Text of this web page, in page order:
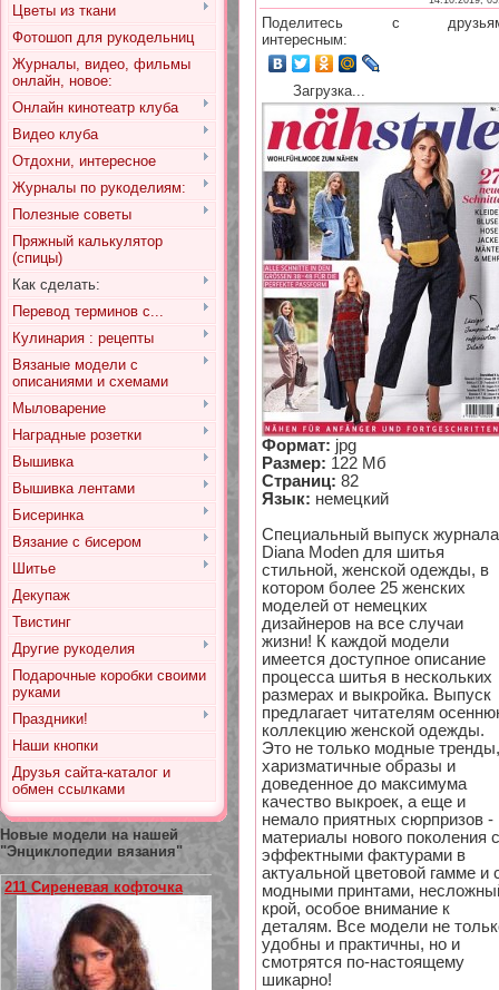
Цветы из ткани
Фотошоп для рукодельниц
Журналы, видео, фильмы
онлайн, новое:
Онлайн кинотеатр клуба
Видео клуба
Отдохни, интересное
Журналы по рукоделиям:
Полезные советы
Пряжный калькулятор
(спицы)
Как сделать:
Перевод терминов с...
Кулинария : рецепты
Вязаные модели с
описаниями и схемами
Мыловарение
Наградные розетки
Вышивка
Вышивка лентами
Бисеринка
Вязание с бисером
Шитье
Декупаж
Твистинг
Другие рукоделия
Подарочные коробки своими
руками
Праздники!
Наши кнопки
Друзья сайта-каталог и
обмен ссылками
Новые модели на нашей
"Энциклопедии вязания"
211 Сиреневая кофточка
Поделитесь с
интересным:
Загрузка...
Формат: jpg
Размер: 122 Мб
Страниц: 82
Язык: немецкий
Специальный выпуск журнала
Diana Moden для шитья
стильной, женской одежды, в
котором более 25 женских
моделей от немецких
дизайнеров на все случаи
жизни! К каждой модели
имеется доступное описание
процесса шитья в нескольких
размерах и выкройка. Выпуск
предлагает читателям
коллекцию женской одежды.
Это не только модные тренды,
харизматичные образы и
доведенное до максимума
качество выкроек, а еще и
немало приятных сюрпризов -
материалы нового поколения с
эффектными фактурами в
актуальной цветовой гамме и
модными принтами,
крой, особое внимание к
деталям. Все модели не
удобны и практичны, но и
смотрятся по-настоящему
шикарно!